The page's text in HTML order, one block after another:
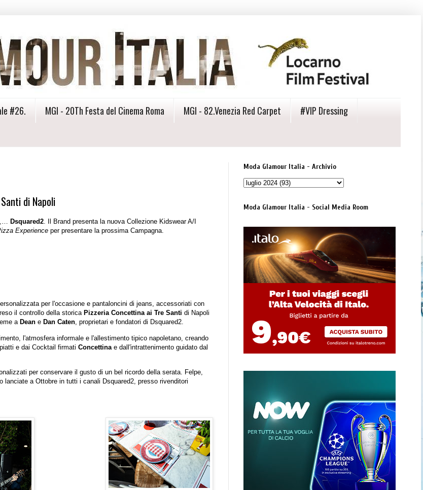
#26. MGI - 20Th Festa del Cinema Roma MGI - 82.Venezia Red Carpet
#VIP Dressing
di Napoli
Dsquared2. Il Brand presenta la nuova Collezione Kidswear A/I
Experience per presentare la prossima Campagna.
per l'occasione e pantaloncini di jeans, accessoriati con
il controllo della storica Pizzeria Concettina ai Tre Santi di Napoli
a Dean e Dan Caten, proprietari e fondatori di Dsquared2.
l'atmosfera informale e l'allestimento tipico napoletano, creando
e dai Cocktail firmati Concettina e dall'intrattenimento guidato dal
per conservare il gusto di un bel ricordo della serata. Felpe,
a Ottobre in tutti i canali Dsquared2, presso rivenditori
Moda Glamour Italia - Archivio
Moda Glamour Italia - Social Media Room